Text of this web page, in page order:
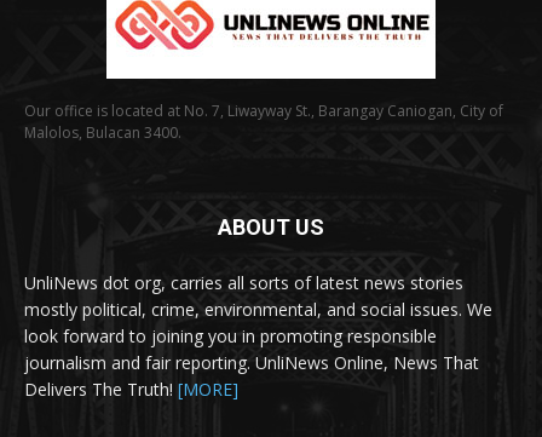
Our office is located at No. 7, Liwayway St., Barangay Caniogan, City of
Malolos, Bulacan 3400.
ABOUT US
UnliNews dot org, carries all sorts of latest news stories
mostly political, crime, environmental, and social issues. We
look forward to joining you in promoting responsible
journalism and fair reporting. UnliNews Online, News That
Delivers The Truth! [MORE]